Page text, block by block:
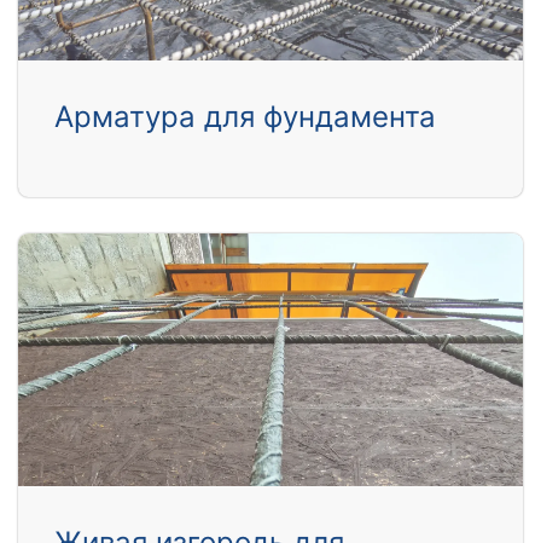
Арматура для фундамента